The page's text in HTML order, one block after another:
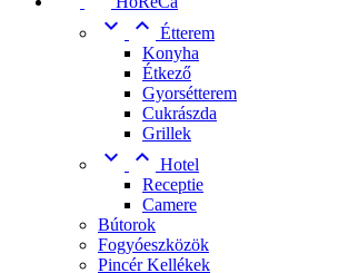
  Étterem
Konyha
Étkező
Gyorsétterem
Cukrászda
Grillek
  Hotel
Receptie
Camere
Bútorok
Fogyóeszközök
Pincér Kellékek